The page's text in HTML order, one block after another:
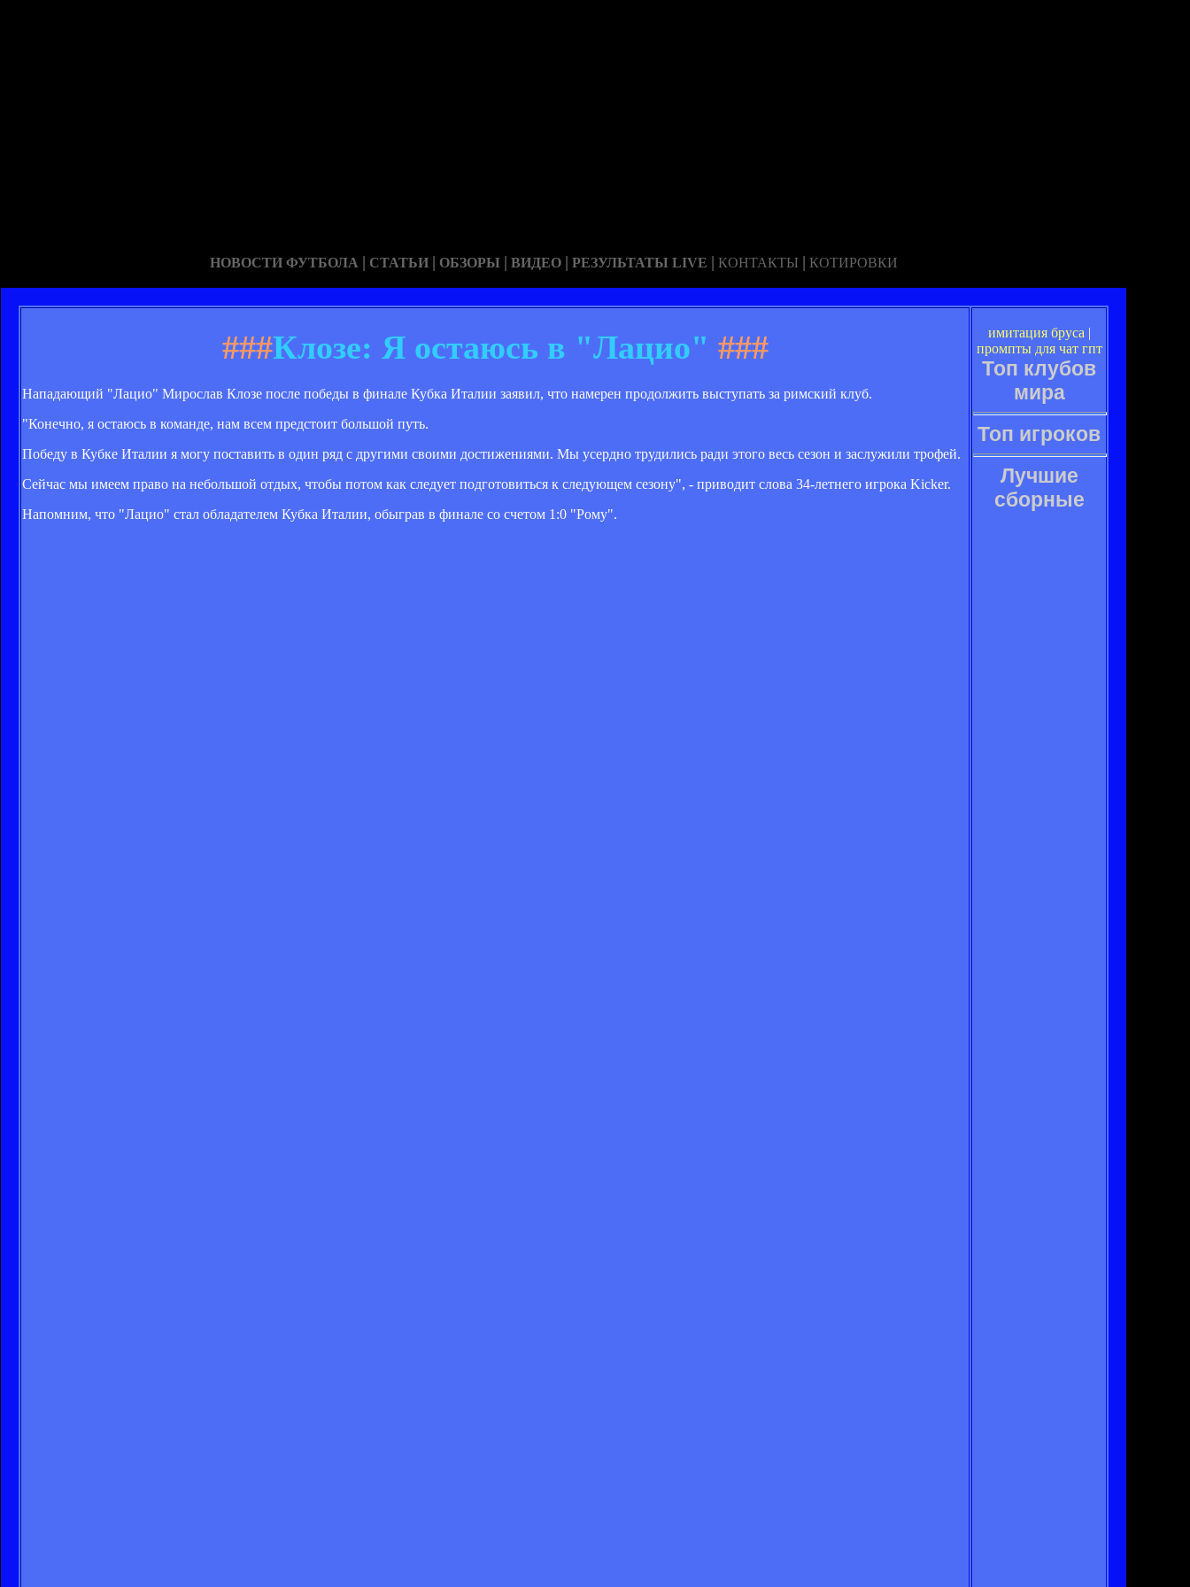
НОВОСТИ ФУТБОЛА | СТАТЬИ | ОБЗОРЫ | ВИДЕО | РЕЗУЛЬТАТЫ LIVE | КОНТАКТЫ | КОТИРОВКИ
###Клозе: Я остаюсь в "Лацио" ###
Нападающий "Лацио" Мирослав Клозе после победы в финале Кубка Италии заявил, что намерен продолжить выступать за римский клуб.
"Конечно, я остаюсь в команде, нам всем предстоит большой путь.
Победу в Кубке Италии я могу поставить в один ряд с другими своими достижениями. Мы усердно трудились ради этого весь сезон и заслужили трофей.
Сейчас мы имеем право на небольшой отдых, чтобы потом как следует подготовиться к следующем сезону", - приводит слова 34-летнего игрока Kicker.
Напомним, что "Лацио" стал обладателем Кубка Италии, обыграв в финале со счетом 1:0 "Рому".
имитация бруса |
промпты для чат гпт
Топ клубов
мира
Топ игроков
Лучшие
сборные